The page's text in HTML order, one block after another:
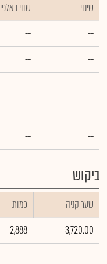
שינוי ₪ שווי באלפי
--
--
--
--
--
--
--
--
--
--
ביקוש
שער קניה כמות
3,720.00
2,888
--
--